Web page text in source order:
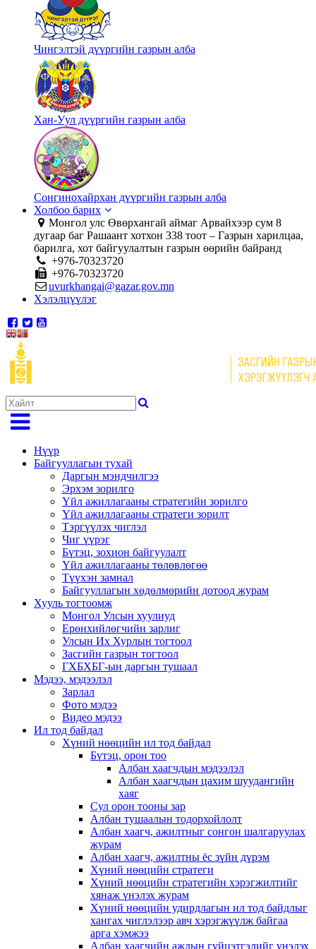
Чингэлтэй дүүргийн газрын алба
Хан-Уул дүүргийн газрын алба
Сонгинохайрхан дүүргийн газрын алба
Холбоо барих
Монгол улс Өвөрхангай аймаг Арвайхээр сум 8
дугаар баг Рашаант хотхон 338 тоот – Газрын харилцаа,
барилга, хот байгуулалтын газрын өөрийн байранд
+976-70323720
+976-70323720
uvurkhangai@gazar.gov.mn
Хэлэлцүүлэг
Нүүр
Байгууллагын тухай
Даргын мэндчилгээ
Эрхэм зорилго
Үйл ажиллагааны стратегийн зорилго
Үйл ажиллагааны стратеги зорилт
Тэргүүлэх чиглэл
Чиг үүрэг
Бүтэц, зохион байгуулалт
Үйл ажиллагааны төлөвлөгөө
Түүхэн замнал
Байгууллагын хөдөлмөрийн дотоод журам
Хууль тогтоомж
Монгол Улсын хуулиуд
Ерөнхийлөгчийн зарлиг
Улсын Их Хурлын тогтоол
Засгийн газрын тогтоол
ГХБХБГ-ын даргын тушаал
Мэдээ, мэдээлэл
Зарлал
Фото мэдээ
Видео мэдээ
Ил тод байдал
Хүний нөөцийн ил тод байдал
Бүтэц, орон тоо
Албан хаагчдын мэдээлэл
Албан хаагчдын цахим шуудангийн
хаяг
Сул орон тооны зар
Албан тушаалын тодорхойлолт
Албан хаагч, ажилтныг сонгон шалгаруулах
журам
Албан хаагч, ажилтны ёс зүйн дүрэм
Хүний нөөцийн стратеги
Хүний нөөцийн стратегийн хэрэгжилтийг
хянаж үнэлэх журам
Хүний нөөцийн удирдлагын ил тод байдлыг
хангах чиглэлээр авч хэрэгжүүлж байгаа
арга хэмжээ
Албан хаагчийн ажлын гүйцэтгэлийг үнэлэх